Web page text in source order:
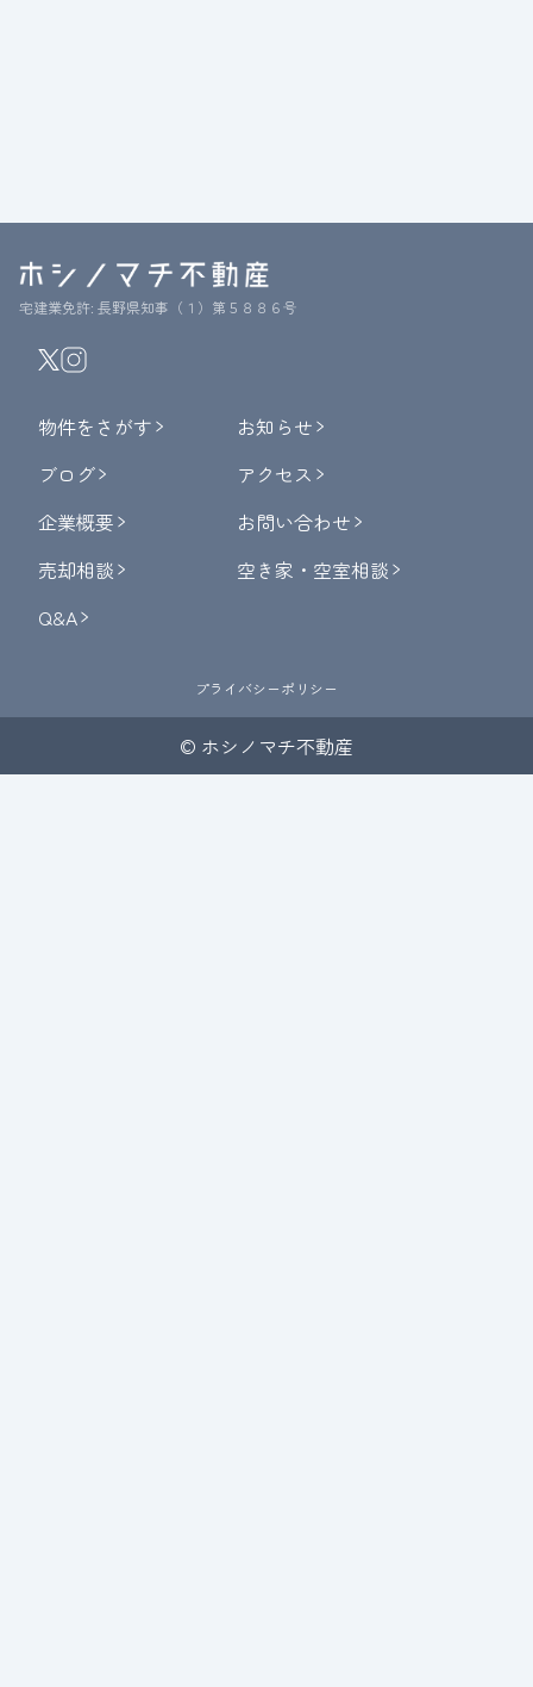
宅建業免許: 長野県知事（１）第５８８６号
物件をさがす
お知らせ
ブログ
アクセス
企業概要
お問い合わせ
売却相談
空き家・空室相談
Q&A
プライバシーポリシー
© ホシノマチ不動産